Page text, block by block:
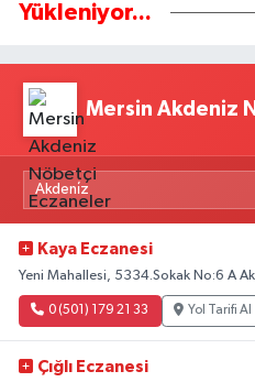
Yükleniyor...
Mersin Akdeniz
Kaya Eczanesi
Yeni Mahallesi, 5334.Sokak No:6 A
0 (501) 179 21 33 Yol Tarifi Al
Çığlı Eczanesi